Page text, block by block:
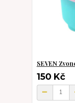
SEVEN
150 Kč